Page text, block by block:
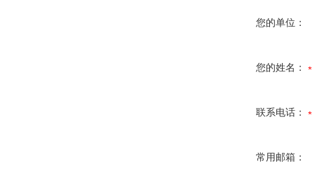
您的单位：
您的姓名：
联系电话：
常用邮箱：